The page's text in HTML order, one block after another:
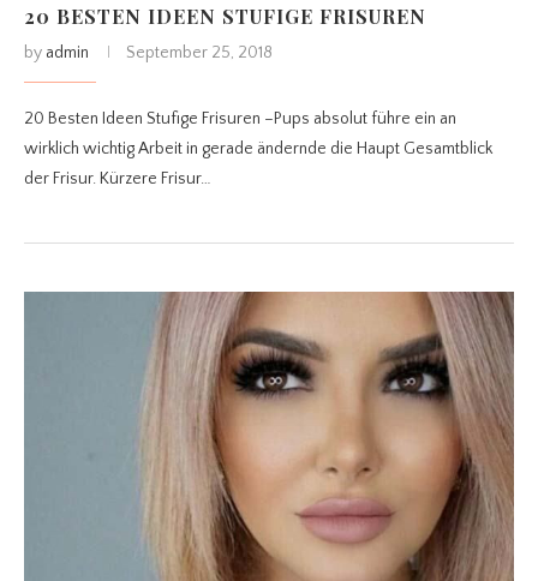
20 BESTEN IDEEN STUFIGE FRISUREN
by admin September 25, 2018
20 Besten Ideen Stufige Frisuren –Pups absolut führe ein an
wirklich wichtig Arbeit in gerade ändernde die Haupt Gesamtblick
der Frisur. Kürzere Frisur…